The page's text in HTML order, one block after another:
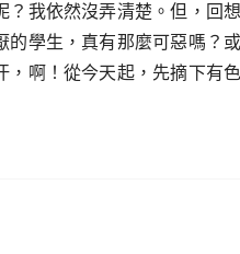
我依然沒弄清楚。但，回
學生，真有那麼可惡嗎？
啊！從今天起，先摘下有